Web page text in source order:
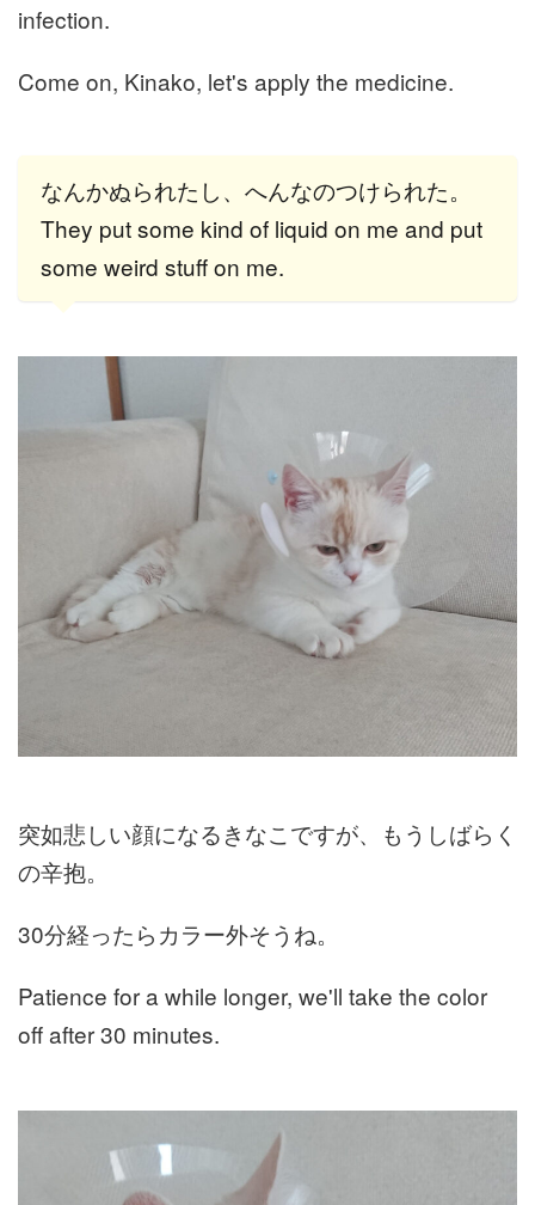
infection.
Come on, Kinako, let's apply the medicine.
なんかぬられたし、へんなのつけられた。
They put some kind of liquid on me and put
some weird stuff on me.
突如悲しい顔になるきなこですが、もうしばらく
の辛抱。
30分経ったらカラー外そうね。
Patience for a while longer, we'll take the color
off after 30 minutes.